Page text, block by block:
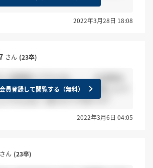
2022年3月28日 18:08
さん (23卒)
結構遅いですよね、、、 お返事あ
ます！ 採用マイページて登録したマ
ですよね？ 遅すぎて不安です?
会員登録して閲覧する（無料）
2022年3月6日 04:05
さん (23卒)